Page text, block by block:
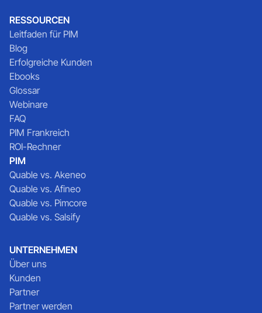
RESSOURCEN
Leitfaden für PIM
Blog
Erfolgreiche Kunden
Ebooks
Glossar
Webinare
FAQ
PIM Frankreich
ROI-Rechner
PIM
Quable vs. Akeneo
Quable vs. Afineo
Quable vs. Pimcore
Quable vs. Salsify
UNTERNEHMEN
Über uns
Kunden
Partner
Partner werden